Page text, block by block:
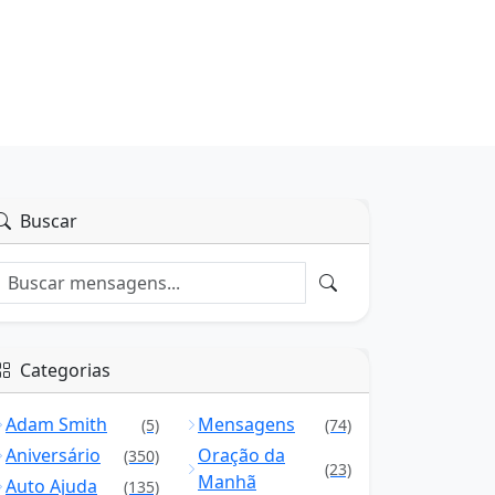
Buscar
Categorias
Adam Smith (5)
Aniversário (350)
Auto Ajuda (135)
Mensagens (74)
Oração da
Manhã
(23)